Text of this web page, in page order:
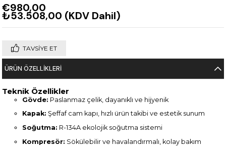
€980,00
₺53.508,00 (KDV Dahil)
TAVSIYE ET
ÜRÜN ÖZELLIKLERI
Teknik Özellikler
Gövde: Paslanmaz çelik, dayanıklı ve hijyenik
Kapak: Şeffaf cam kapı, hızlı ürün takibi ve estetik sunum
Soğutma: R-134A ekolojik soğutma sistemi
Kompresör: Sökülebilir ve havalandırmalı, kolay bakım